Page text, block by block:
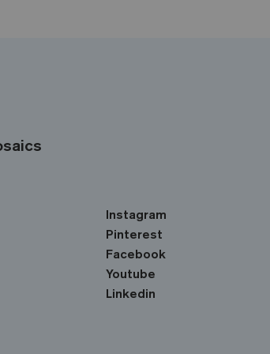
Instagram
Pinterest
Facebook
Youtube
Linkedin